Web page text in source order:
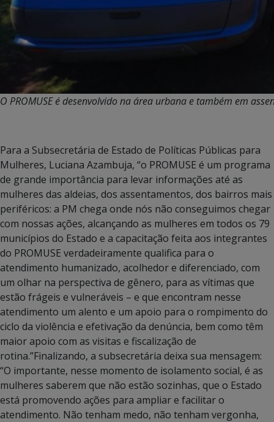
O PROMUSE é desenvolvido na área urbana e também em
Para a Subsecretária de Estado de Políticas Públicas para
Mulheres, Luciana Azambuja, “o PROMUSE é um programa
de grande importância para levar informações até as
mulheres das aldeias, dos assentamentos, dos bairros mais
periféricos: a PM chega onde nós não conseguimos chegar
com nossas ações, alcançando as mulheres em todos os 79
municípios do Estado e a capacitação feita aos integrantes
do PROMUSE verdadeiramente qualifica para o
atendimento humanizado, acolhedor e diferenciado, com
um olhar na perspectiva de gênero, para as vítimas que
estão frágeis e vulneráveis – e que encontram nesse
atendimento um alento e um apoio para o rompimento do
ciclo da violência e efetivação da denúncia, bem como têm
maior apoio com as visitas e fiscalização de
rotina.”Finalizando, a subsecretária deixa sua mensagem:
“O importante, nesse momento de isolamento social, é as
mulheres saberem que não estão sozinhas, que o Estado
está promovendo ações para ampliar e facilitar o
atendimento. Não tenham medo, não tenham vergonha,